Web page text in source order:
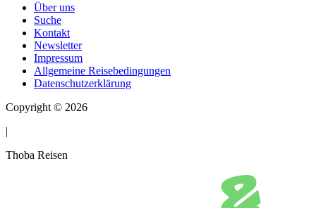
Über uns
Suche
Kontakt
Newsletter
Impressum
Allgemeine Reisebedingungen
Datenschutzerklärung
Copyright © 2026
|
Thoba Reisen